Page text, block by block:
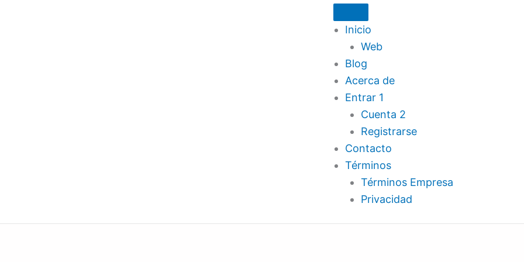
Inicio
Web
Blog
Acerca de
Entrar 1
Cuenta 2
Registrarse
Contacto
Términos
Términos Empresa
Privacidad